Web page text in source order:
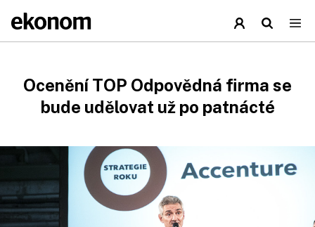
Ocenění TOP Odpovědná firma se
bude udělovat už po patnácté